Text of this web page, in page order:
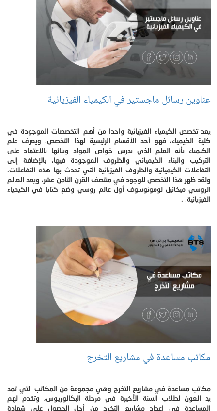
عناوين رسائل ماجستير في الكيمياء الفيزيائية
يعد تخصص الكيمياء الفيزيائية واحدا من أهم التخصصات الموجودة في
كلية الكيمياء، فهو أحد الأقسام الرئيسية لهذا التخصص، ويعرف علم
الكيمياء بأنه العلم الذي يدرس خواص المواد وبنائها بالاعتماد على
التركيب والبناء الكيميائي والظروف الموجودة فيها، بالإضافة إلى
التفاعلات الكيميائية والظروف الفيزيائية التي تحدث بها هذه التفاعلات.
ولقد ظهر هذا التخصص للوجود في منتصف القرن الثامن عشر، ويعد العالم
الروسي ميخائيل لومونوسوف أول عالم روسي وضع كتابا في الكيمياء
الفيزيائية. .
مكاتب مساعدة في مشاريع التخرج
مكاتب مساعدة في مشاريع التخرج وهي مجموعة من المكاتب التي تمد
يد العون لطلاب السنة الأخيرة في مرحلة البكالوريوس، وتقدم لهم
المساعدة في إعداد مشاريع التخرج من أجل الحصول على شهادة